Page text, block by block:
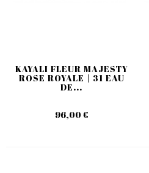
KAYALI FLEUR MAJESTY
ROSE ROYALE | 31 EAU
DE...
96,00 €